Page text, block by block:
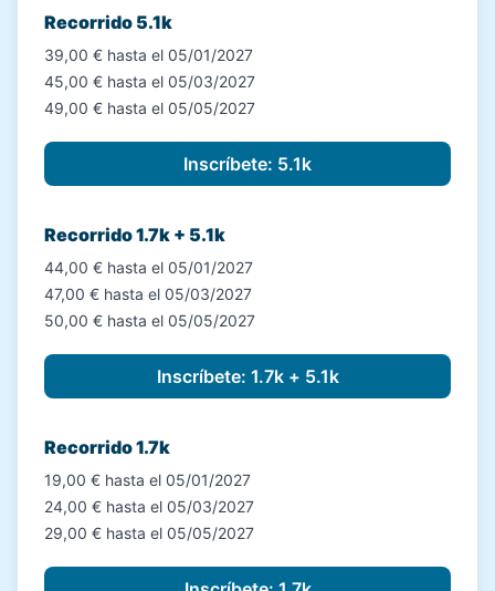
Recorrido 5.1k
39,00 € hasta el 05/01/2027
45,00 € hasta el 05/03/2027
49,00 € hasta el 05/05/2027
Recorrido 1.7k + 5.1k
44,00 € hasta el 05/01/2027
47,00 € hasta el 05/03/2027
50,00 € hasta el 05/05/2027
Recorrido 1.7k
19,00 € hasta el 05/01/2027
24,00 € hasta el 05/03/2027
29,00 € hasta el 05/05/2027